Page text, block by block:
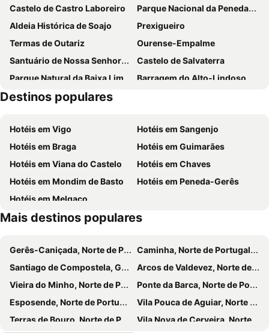
Alcázar Milmanda
O rincón dos Sentidos
Hotel Zarampallo
Granxa D Outeiro
Abadía Caldaria
Pazo Carballo Hotel
Pension - Residencia As Termas
O Caravel
Hotel Pazo Carballo
Balneario De Cortegada
Hotel As Termas
Estudio Atico Ourense
Castelo de Castro Laboreiro
Parque Nacional da Peneda-Gerês
Aldeia Histórica de Soajo
Prexigueiro
Termas de Outariz
Ourense-Empalme
Santuário de Nossa Senhora da Peneda
Castelo de Salvaterra
Parque Natural da Baixa Limia Serra do Xurés
Barragem do Alto-Lindoso
Parque Termal do Peso
Castelo do Lindoso
Catedral de Ourense
Vila de Allariz
Balneario de Cortegada
Monasterio de San Esteban de Ribas do Sil
De Cesantes
Festa da anguía
Club Náutico Castrelo de Miño
Embalse de Castrelo de Miño
Santa Cristina
Restaurante do Hotel Balneario Arnoia Caldaria
Ventosela
Estación de Autobuses
Rúa do Paseo
Sanín
Mesego
Casa Museu de Monção
Cocheiros
Sagra
Francelos
Candeán
Destinos populares
Hotéis em Vigo
Hotéis em Sangenjo
Hotéis em Braga
Hotéis em Guimarães
Hotéis em Viana do Castelo
Hotéis em Chaves
Hotéis em Mondim de Basto
Hotéis em Peneda-Gerês
Hotéis em Melgaço
Mais destinos populares
Gerês-Caniçada, Norte de Portugal Hotéis
Caminha, Norte de Portugal Hotéis
Santiago de Compostela, Galiza Hotéis
Arcos de Valdevez, Norte de Portugal Hotéis
Vieira do Minho, Norte de Portugal Hotéis
Ponte da Barca, Norte de Portugal Hotéis
Esposende, Norte de Portugal Hotéis
Vila Pouca de Aguiar, Norte de Portugal Hotéis
Terras de Bouro, Norte de Portugal Hotéis
Vila Nova de Cerveira, Norte de Portugal Hotéis